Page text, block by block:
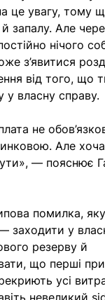
це увагу, тому
й запалу. Але
нічого
з’явитися
від того, що
у власну справу.
не
Але
— пояснює
помилка,
заходити у
резерву й
що перші
усі